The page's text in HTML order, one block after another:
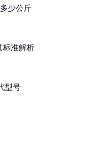
少公斤
标准解析
型号